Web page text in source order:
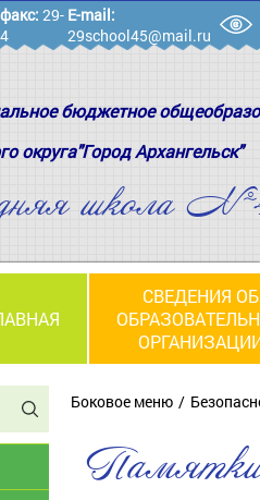
29- E-mail:
29school45@mail.ru
бюджетное
округа"Город Архангельск"
школа
СВЕДЕНИЯ ОБ
Боковое меню
Памятки